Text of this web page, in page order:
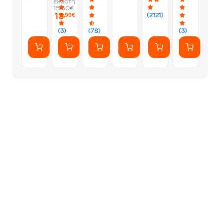
(3)
εκδότη:
15.50€
13,99€
-
Silver
(78)
Silver
(2121)
1
Φακελάκι
(7
(3)